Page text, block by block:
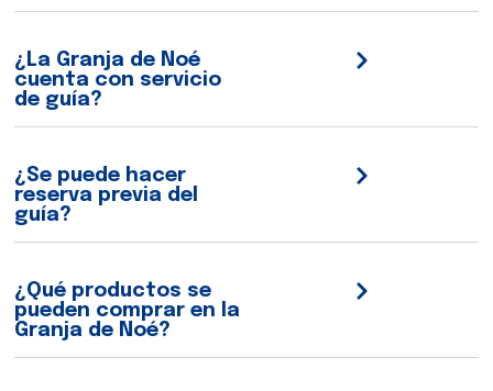
¿La Granja de Noé
cuenta con servicio
de guía?
¿Se puede hacer
reserva previa del
guía?
¿Qué productos se
pueden comprar en la
Granja de Noé?